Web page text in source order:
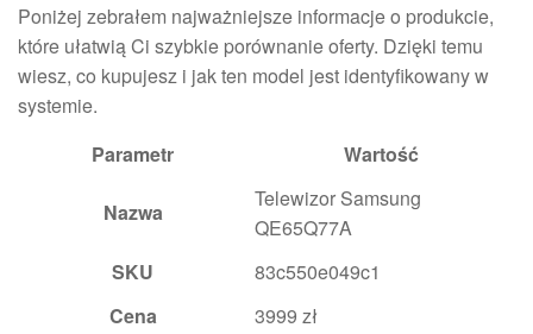
Poniżej zebrałem najważniejsze informacje o produkcie,
które ułatwią Ci szybkie porównanie oferty. Dzięki temu
wiesz, co kupujesz i jak ten model jest identyfikowany w
systemie.
Parametr
Wartość
Nazwa
Telewizor Samsung
QE65Q77A
SKU
83c550e049c1
Cena
3999 zł